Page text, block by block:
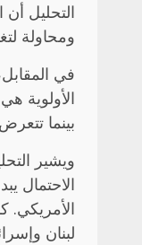
التحليل
ومحاولة
في
الأولوية
بينما
ويشير
الاحتمال
الأمريكي.
لبنان